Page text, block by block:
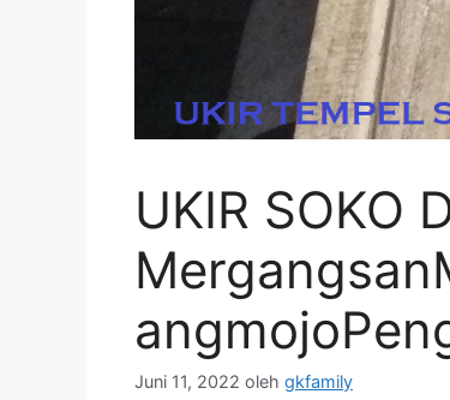
UKIR SOKO
Juni 11, 2022 oleh gkfamily